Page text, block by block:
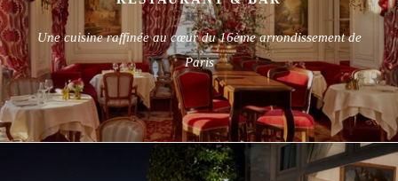
Une cuisine raffinée au cœur du 16ème arrondissement de
Paris